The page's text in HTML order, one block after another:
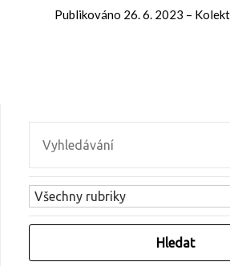
Publikováno 26. 6. 2023 –